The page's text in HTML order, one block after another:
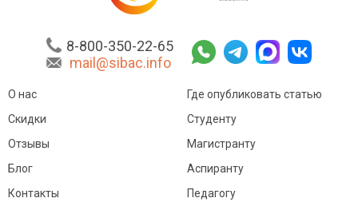
8-800-350-22-65
mail@sibac.info
О нас
Скидки
Отзывы
Блог
Контакты
Где опубликовать статью
Студенту
Магистранту
Аспиранту
Педагогу